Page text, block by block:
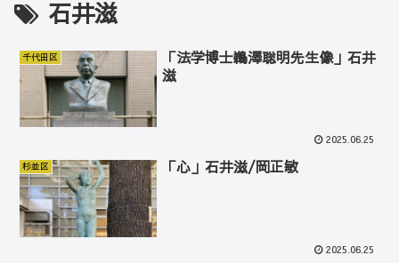
石井滋
千代田区
「法学博士鵜澤聡明先生像」石井
滋
2025.06.25
杉並区 「心」石井滋/岡正敏
2025.06.25